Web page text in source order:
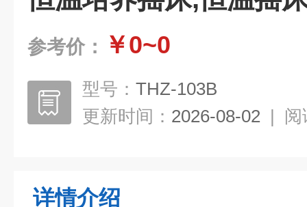
参考价： ￥0~0
型号： THZ-103B
更新时间： 2026-08-02 | 阅
详情介绍